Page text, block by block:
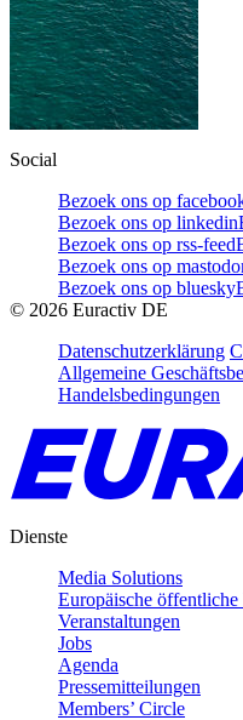
Social
Bezoek ons op
Bezoek ons op linkedin
Bezoek ons op rss-feed
Bezoek ons op
Bezoek ons op bluesky
© 2026 Euractiv DE
Datenschutzerklärung
Allgemeine
Handelsbedingungen
Dienste
Media Solutions
Europäische öffentliche
Veranstaltungen
Jobs
Agenda
Pressemitteilungen
Members’ Circle